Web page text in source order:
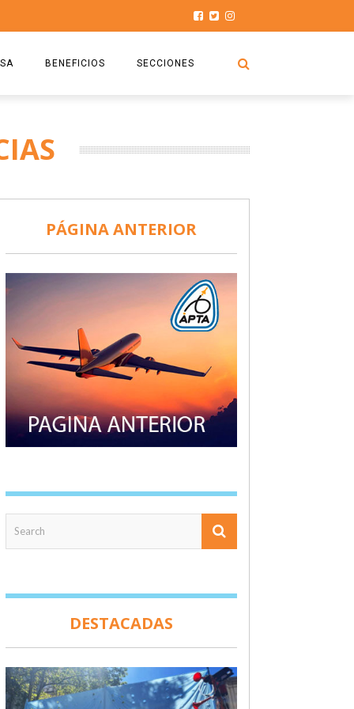
BENEFICIOS
COMISIÓN
DOCUMENTOS
SEGURO DE SEPELIOS
SECCIONES
HISTORIAS DE LUCHA
TURISMO Y RECREACIÓN
PÁGINA ANTERIOR
DESTACADAS